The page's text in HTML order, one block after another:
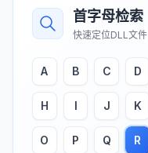
首字母检索
快速定位DLL文件
A B C D
H I J K
O P Q R